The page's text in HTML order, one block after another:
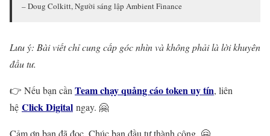
– Doug Colkitt, Người sáng lập Ambient Finance
Lưu ý: Bài viết chỉ cung cấp góc nhìn và không phải là lời khuyên
đầu tư.
👉 Nếu bạn cầnTeam chạy quảng cáo token uy tín, liên
hệ Click Digital ngay. 🤗